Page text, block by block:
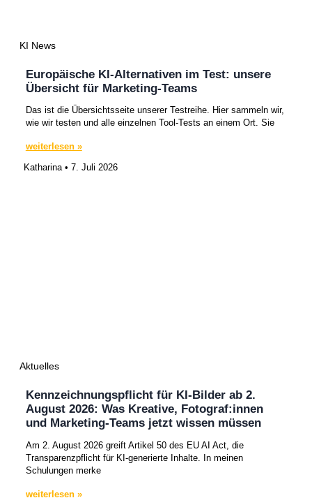
KI News
Europäische KI-Alternativen im Test: unsere
Übersicht für Marketing-Teams
Das ist die Übersichtsseite unserer Testreihe. Hier sammeln wir,
wie wir testen und alle einzelnen Tool-Tests an einem Ort. Sie
weiterlesen »
Katharina
7. Juli 2026
Aktuelles
Kennzeichnungspflicht für KI-Bilder ab 2.
August 2026: Was Kreative, Fotograf:innen
und Marketing-Teams jetzt wissen müssen
Am 2. August 2026 greift Artikel 50 des EU AI Act, die
Transparenzpflicht für KI-generierte Inhalte. In meinen
Schulungen merke
weiterlesen »